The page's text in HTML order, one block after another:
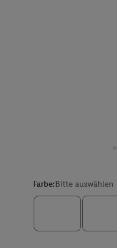
Farbe:Bitte auswählen